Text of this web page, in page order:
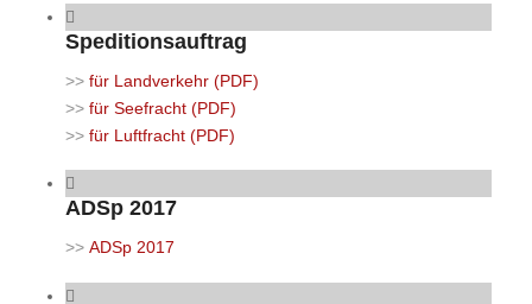
Speditionsauftrag
>> für Landverkehr (PDF)
>> für Seefracht (PDF)
>> für Luftfracht (PDF)
ADSp 2017
>> ADSp 2017